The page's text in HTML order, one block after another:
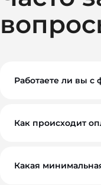
Работаете ли вы
Как происходит
обсудим
корпоративных
Какая